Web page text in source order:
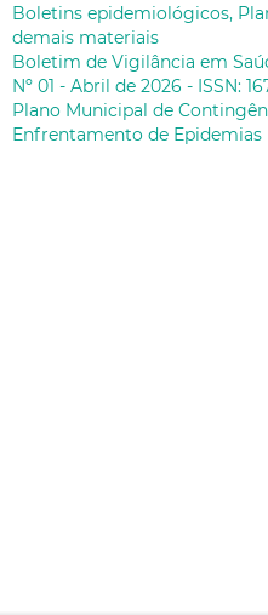
Boletins epidemiológicos,
demais materiais
Boletim de Vigilância em
Nº 01 - Abril de 2026 - ISSN:
Plano Municipal de
Enfrentamento de